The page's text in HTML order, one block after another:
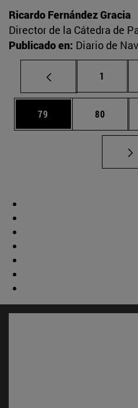
Ricardo Fernández Gracia
Director de la Cátedra de
Publicado en: Diario de
Página
1
Página
79 Página
80